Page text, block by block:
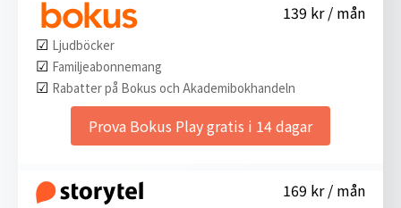
139 kr / mån
☑︎ Ljudböcker
☑︎ Familjeabonnemang
☑︎ Rabatter på Bokus och Akademibokhandeln
Prova Bokus Play gratis i 14 dagar
169 kr / mån